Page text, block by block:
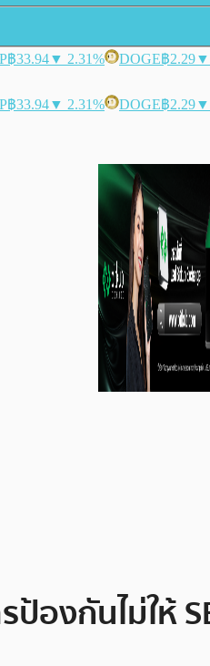
฿33.94▼ 2.31% DOGE฿2.29▼
฿33.94▼ 2.31% DOGE฿2.29▼
องกันไม่ให้